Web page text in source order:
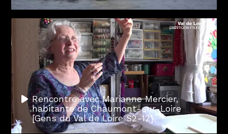
Rencontre avec Marianne Mercier,
habitante de Chaumont-sur-Loire
[Gens du Val de Loire S2-12]